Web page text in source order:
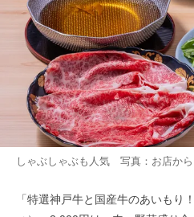
しゃぶしゃぶも人気 写真：お店から
「特選神戸牛と国産牛のあいもり